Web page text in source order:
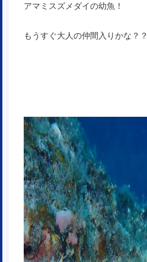
アマミスズメダイの幼魚！
もうすぐ大人の仲間入りかな？？